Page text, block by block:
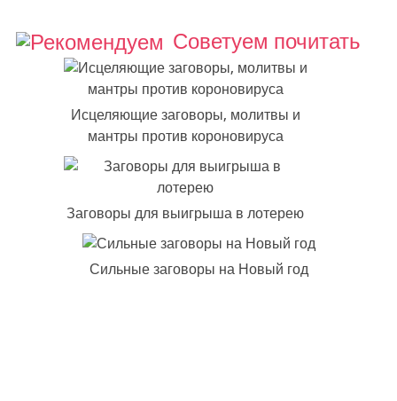
Советуем почитать
Исцеляющие заговоры, молитвы и
мантры против короновируса
Заговоры для выигрыша в лотерею
Сильные заговоры на Новый год